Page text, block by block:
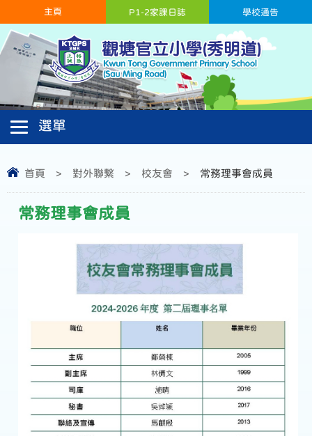
主頁 學校通告
P1-2家課日誌
首頁 > 對外聯繫 > 校友會 > 常務理事會成員
常務理事會成員